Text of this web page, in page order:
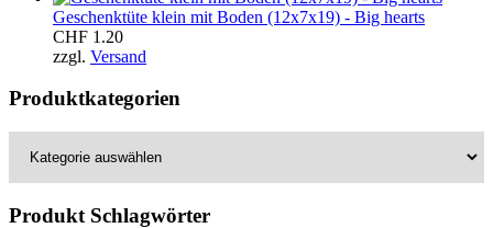
Geschenktüte klein mit Boden (12x7x19) - Big hearts
CHF 1.20
zzgl. Versand
Produktkategorien
Produkt Schlagwörter